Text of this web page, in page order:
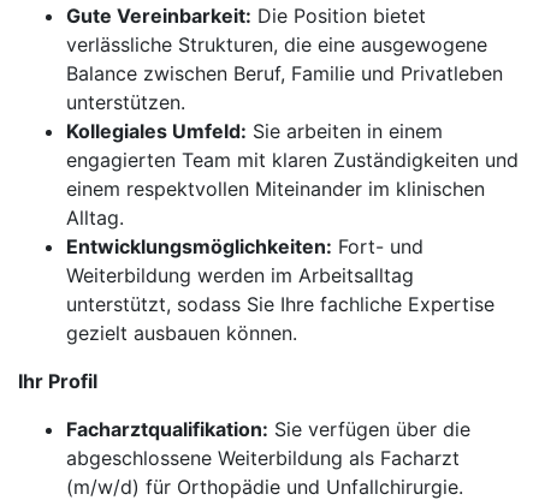
Gute Vereinbarkeit: Die Position bietet
verlässliche Strukturen, die eine ausgewogene
Balance zwischen Beruf, Familie und Privatleben
unterstützen.
Kollegiales Umfeld: Sie arbeiten in einem
engagierten Team mit klaren Zuständigkeiten und
einem respektvollen Miteinander im klinischen
Alltag.
Entwicklungsmöglichkeiten: Fort- und
Weiterbildung werden im Arbeitsalltag
unterstützt, sodass Sie Ihre fachliche Expertise
gezielt ausbauen können.
Ihr Profil
Facharztqualifikation: Sie verfügen über die
abgeschlossene Weiterbildung als Facharzt
(m/w/d) für Orthopädie und Unfallchirurgie.